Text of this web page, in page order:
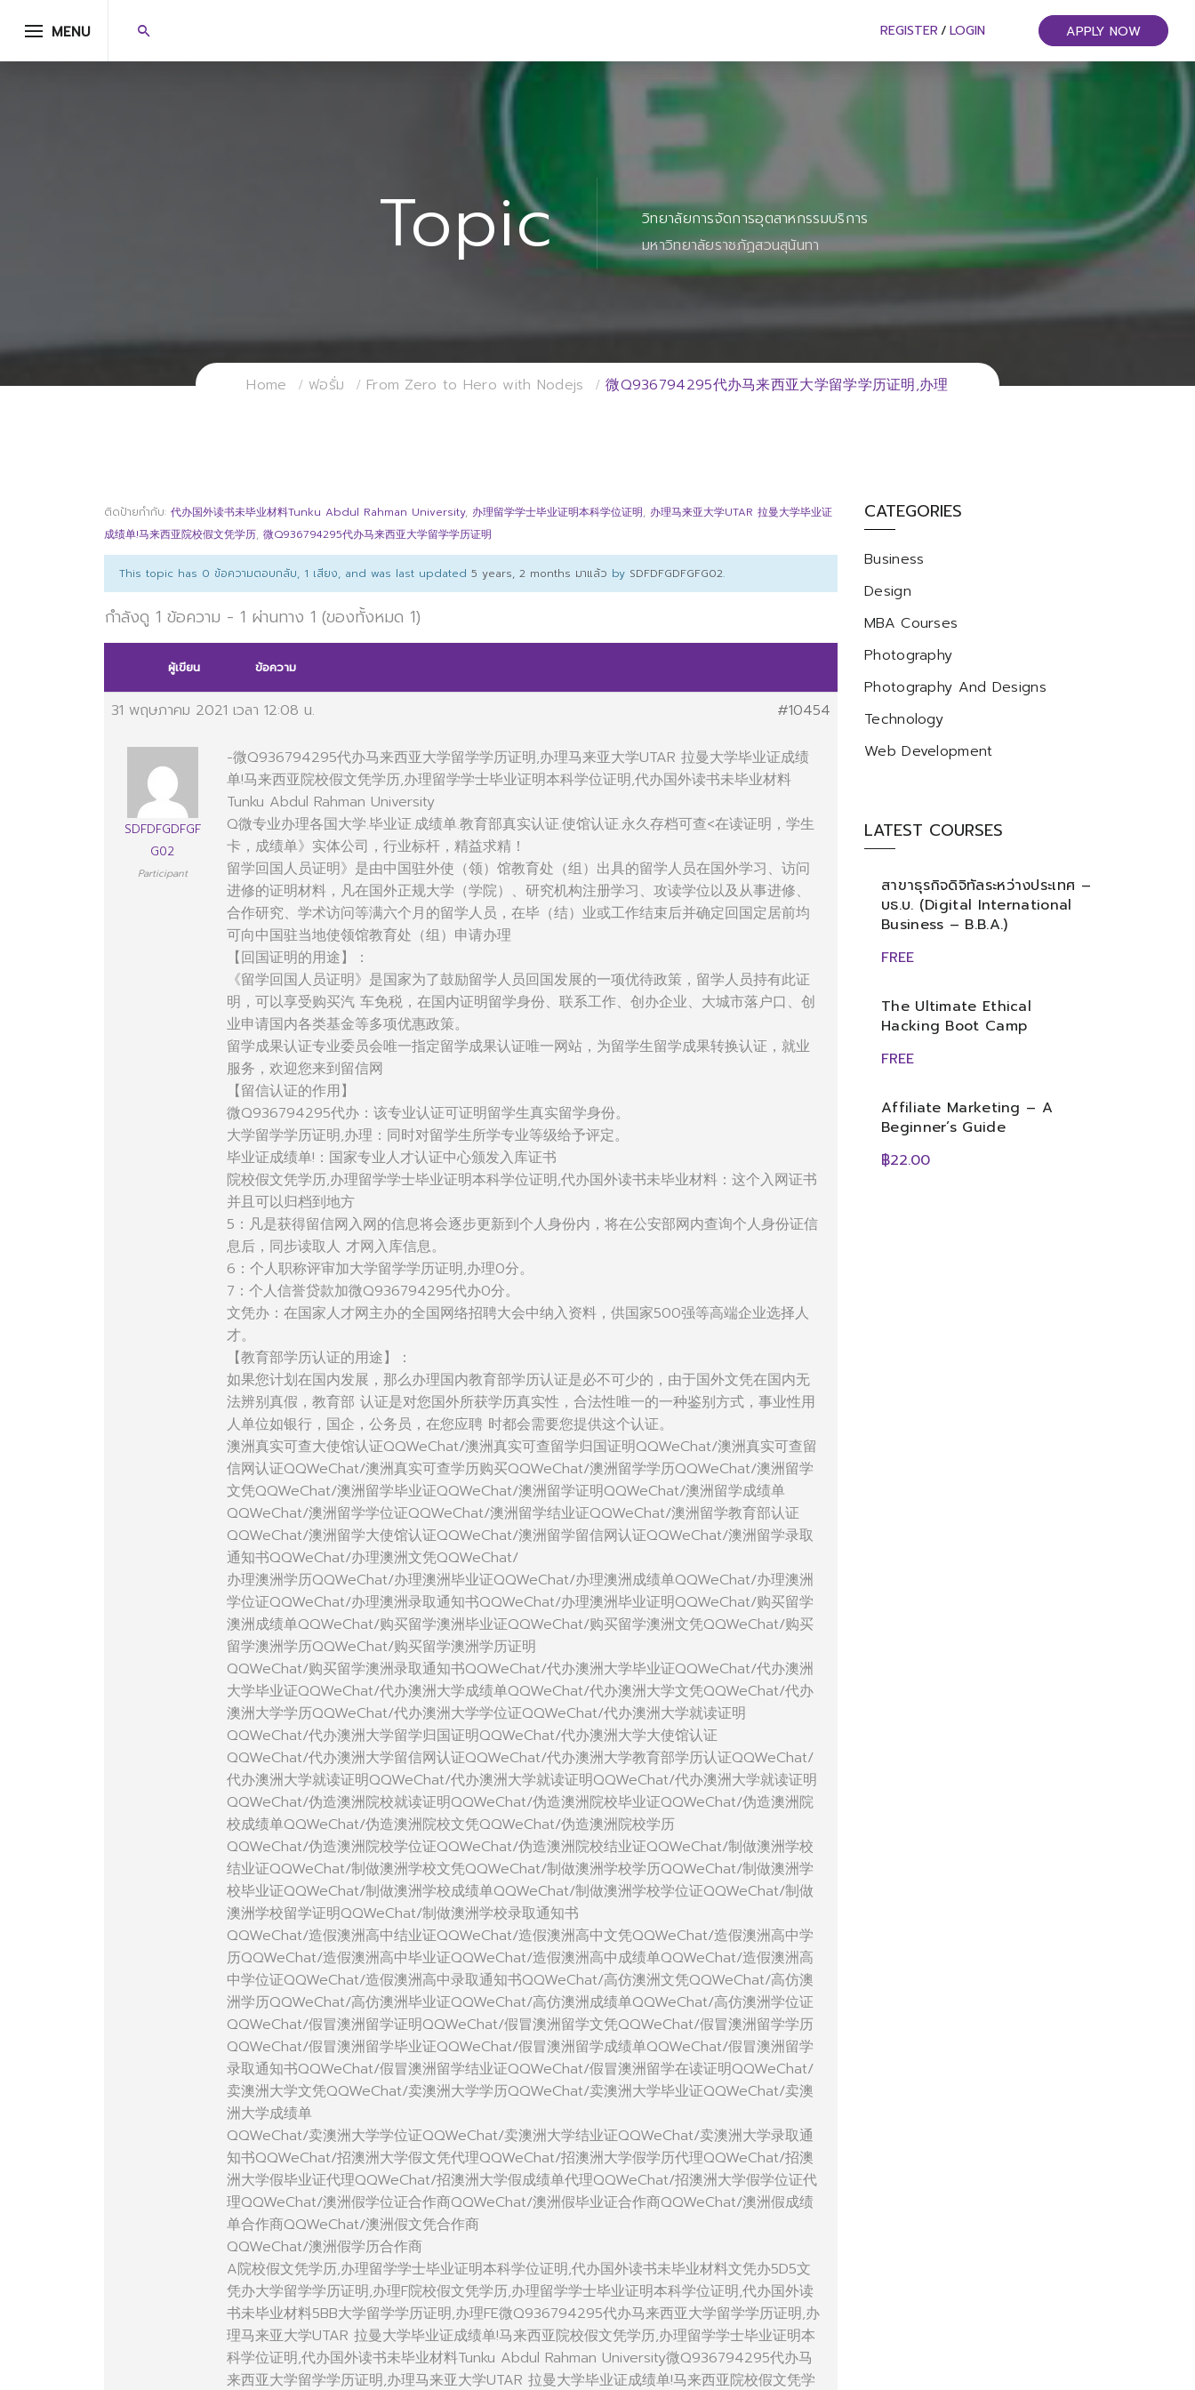
MENU REGISTER / LOGIN APPLY NOW
Topic
วิทยาลัยการจัดการอุตสาหกรรมบริการ
มหาวิทยาลัยราชภัฏสวนสุนันทา
Home ฟอรั่ม From Zero to Hero with Nodejs 微Q936794295代办马来西亚大学留学学历证明,办理
ติดป้ายกำกับ: 代办国外读书未毕业材料Tunku Abdul Rahman University, 办理留学学士毕业证明本科学位证明, 办理马来亚大学UTAR 拉曼大学毕业证
成绩单!马来西亚院校假文凭学历, 微Q936794295代办马来西亚大学留学学历证明
This topic has 0 ข้อความตอบกลับ, 1 เสียง, and was last updated 5 years, 2 months มาแล้ว by SDFDFGDFGFG02.
กำลังดู 1 ข้อความ - 1 ผ่านทาง 1 (ของทั้งหมด 1)
ผู้เขียน ข้อความ
31 พฤษภาคม 2021 เวลา 12:08 น. #10454
SDFDFGDFGF
G02
Participant
-微Q936794295代办马来西亚大学留学学历证明,办理马来亚大学UTAR 拉曼大学毕业证成绩
单!马来西亚院校假文凭学历,办理留学学士毕业证明本科学位证明,代办国外读书未毕业材料
Tunku Abdul Rahman University
Q微专业办理各国大学.毕业证.成绩单.教育部真实认证.使馆认证.永久存档可查<在读证明，学生
卡，成绩单》实体公司，行业标杆，精益求精！
留学回国人员证明》是由中国驻外使（领）馆教育处（组）出具的留学人员在国外学习、访问
进修的证明材料，凡在国外正规大学（学院）、研究机构注册学习、攻读学位以及从事进修、
合作研究、学术访问等满六个月的留学人员，在毕（结）业或工作结束后并确定回国定居前均
可向中国驻当地使领馆教育处（组）申请办理
【回国证明的用途】：
《留学回国人员证明》是国家为了鼓励留学人员回国发展的一项优待政策，留学人员持有此证
明，可以享受购买汽 车免税，在国内证明留学身份、联系工作、创办企业、大城市落户口、创
业申请国内各类基金等多项优惠政策。
留学成果认证专业委员会唯一指定留学成果认证唯一网站，为留学生留学成果转换认证，就业
服务，欢迎您来到留信网
【留信认证的作用】
微Q936794295代办：该专业认证可证明留学生真实留学身份。
大学留学学历证明,办理：同时对留学生所学专业等级给予评定。
毕业证成绩单!：国家专业人才认证中心颁发入库证书
院校假文凭学历,办理留学学士毕业证明本科学位证明,代办国外读书未毕业材料：这个入网证书
并且可以归档到地方
5：凡是获得留信网入网的信息将会逐步更新到个人身份内，将在公安部网内查询个人身份证信
息后，同步读取人 才网入库信息。
6：个人职称评审加大学留学学历证明,办理0分。
7：个人信誉贷款加微Q936794295代办0分。
文凭办：在国家人才网主办的全国网络招聘大会中纳入资料，供国家500强等高端企业选择人
才。
【教育部学历认证的用途】：
如果您计划在国内发展，那么办理国内教育部学历认证是必不可少的，由于国外文凭在国内无
法辨别真假，教育部 认证是对您国外所获学历真实性，合法性唯一的一种鉴别方式，事业性用
人单位如银行，国企，公务员，在您应聘 时都会需要您提供这个认证。
澳洲真实可查大使馆认证QQWeChat/澳洲真实可查留学归国证明QQWeChat/澳洲真实可查留
信网认证QQWeChat/澳洲真实可查学历购买QQWeChat/澳洲留学学历QQWeChat/澳洲留学
文凭QQWeChat/澳洲留学毕业证QQWeChat/澳洲留学证明QQWeChat/澳洲留学成绩单
QQWeChat/澳洲留学学位证QQWeChat/澳洲留学结业证QQWeChat/澳洲留学教育部认证
QQWeChat/澳洲留学大使馆认证QQWeChat/澳洲留学留信网认证QQWeChat/澳洲留学录取
通知书QQWeChat/办理澳洲文凭QQWeChat/
办理澳洲学历QQWeChat/办理澳洲毕业证QQWeChat/办理澳洲成绩单QQWeChat/办理澳洲
学位证QQWeChat/办理澳洲录取通知书QQWeChat/办理澳洲毕业证明QQWeChat/购买留学
澳洲成绩单QQWeChat/购买留学澳洲毕业证QQWeChat/购买留学澳洲文凭QQWeChat/购买
留学澳洲学历QQWeChat/购买留学澳洲学历证明
QQWeChat/购买留学澳洲录取通知书QQWeChat/代办澳洲大学毕业证QQWeChat/代办澳洲
大学毕业证QQWeChat/代办澳洲大学成绩单QQWeChat/代办澳洲大学文凭QQWeChat/代办
澳洲大学学历QQWeChat/代办澳洲大学学位证QQWeChat/代办澳洲大学就读证明
QQWeChat/代办澳洲大学留学归国证明QQWeChat/代办澳洲大学大使馆认证
QQWeChat/代办澳洲大学留信网认证QQWeChat/代办澳洲大学教育部学历认证QQWeChat/
代办澳洲大学就读证明QQWeChat/代办澳洲大学就读证明QQWeChat/代办澳洲大学就读证明
QQWeChat/伪造澳洲院校就读证明QQWeChat/伪造澳洲院校毕业证QQWeChat/伪造澳洲院
校成绩单QQWeChat/伪造澳洲院校文凭QQWeChat/伪造澳洲院校学历
QQWeChat/伪造澳洲院校学位证QQWeChat/伪造澳洲院校结业证QQWeChat/制做澳洲学校
结业证QQWeChat/制做澳洲学校文凭QQWeChat/制做澳洲学校学历QQWeChat/制做澳洲学
校毕业证QQWeChat/制做澳洲学校成绩单QQWeChat/制做澳洲学校学位证QQWeChat/制做
澳洲学校留学证明QQWeChat/制做澳洲学校录取通知书
QQWeChat/造假澳洲高中结业证QQWeChat/造假澳洲高中文凭QQWeChat/造假澳洲高中学
历QQWeChat/造假澳洲高中毕业证QQWeChat/造假澳洲高中成绩单QQWeChat/造假澳洲高
中学位证QQWeChat/造假澳洲高中录取通知书QQWeChat/高仿澳洲文凭QQWeChat/高仿澳
洲学历QQWeChat/高仿澳洲毕业证QQWeChat/高仿澳洲成绩单QQWeChat/高仿澳洲学位证
QQWeChat/假冒澳洲留学证明QQWeChat/假冒澳洲留学文凭QQWeChat/假冒澳洲留学学历
QQWeChat/假冒澳洲留学毕业证QQWeChat/假冒澳洲留学成绩单QQWeChat/假冒澳洲留学
录取通知书QQWeChat/假冒澳洲留学结业证QQWeChat/假冒澳洲留学在读证明QQWeChat/
卖澳洲大学文凭QQWeChat/卖澳洲大学学历QQWeChat/卖澳洲大学毕业证QQWeChat/卖澳
洲大学成绩单
QQWeChat/卖澳洲大学学位证QQWeChat/卖澳洲大学结业证QQWeChat/卖澳洲大学录取通
知书QQWeChat/招澳洲大学假文凭代理QQWeChat/招澳洲大学假学历代理QQWeChat/招澳
洲大学假毕业证代理QQWeChat/招澳洲大学假成绩单代理QQWeChat/招澳洲大学假学位证代
理QQWeChat/澳洲假学位证合作商QQWeChat/澳洲假毕业证合作商QQWeChat/澳洲假成绩
单合作商QQWeChat/澳洲假文凭合作商
QQWeChat/澳洲假学历合作商
A院校假文凭学历,办理留学学士毕业证明本科学位证明,代办国外读书未毕业材料文凭办5D5文
凭办大学留学学历证明,办理F院校假文凭学历,办理留学学士毕业证明本科学位证明,代办国外读
书未毕业材料5BB大学留学学历证明,办理FE微Q936794295代办马来西亚大学留学学历证明,办
理马来亚大学UTAR 拉曼大学毕业证成绩单!马来西亚院校假文凭学历,办理留学学士毕业证明本
科学位证明,代办国外读书未毕业材料Tunku Abdul Rahman University微Q936794295代办马
来西亚大学留学学历证明,办理马来亚大学UTAR 拉曼大学毕业证成绩单!马来西亚院校假文凭学
CATEGORIES
Business
Design
MBA Courses
Photography
Photography And Designs
Technology
Web Development
LATEST COURSES
สาขาธุรกิจดิจิทัลระหว่างประเทศ –
บธ.บ. (Digital International
Business – B.B.A.)
FREE
The Ultimate Ethical
Hacking Boot Camp
FREE
Affiliate Marketing – A
Beginner’s Guide
฿22.00